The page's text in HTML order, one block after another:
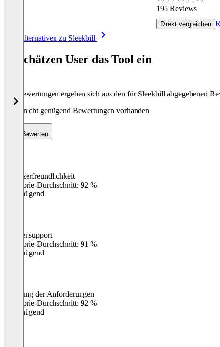
195 Reviews
Direkt vergleichen
Alle Alternativen zu Sleekbill
So schätzen User das Tool ein
Die Bewertungen ergeben sich aus den für Sleekbill abgegebenen
Noch nicht genügend Bewertungen vorhanden
Bewerten
Benutzerfreundlichkeit
Kategorie-Durchschnitt: 92 %
Ungenügend
Kundensupport
Kategorie-Durchschnitt: 91 %
Ungenügend
Erfüllung der Anforderungen
Kategorie-Durchschnitt: 92 %
Ungenügend